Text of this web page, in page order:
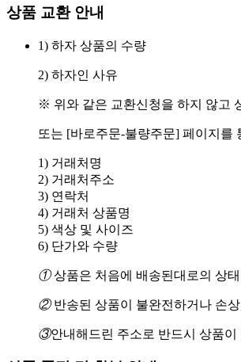
상품 교환 안내
1) 하자 상품의 수량
2) 하자인 사유
※ 위와 같은 교환신청을 하지 않고
또는 [바로주문-불량주문] 페이지를
1) 거래처명
2) 거래처주소
3) 연락처
4) 거래처 상품명
5) 색상 및 사이즈
6) 단가와 수량
①상품은 처음에 배송된대로의 상
②반송된 상품이 불완전하거나 손
③안내해드린 주소로 반드시 상품